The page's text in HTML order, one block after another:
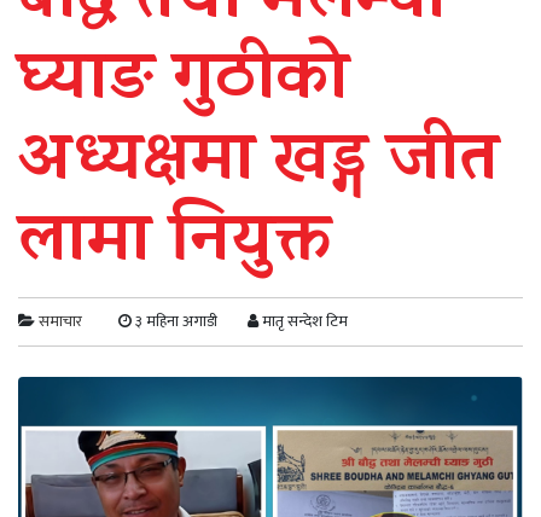
घ्याङ गुठीको
अध्यक्षमा खड्ग जीत
लामा नियुक्त
समाचार ३ महिना अगाडी मातृ सन्देश टिम